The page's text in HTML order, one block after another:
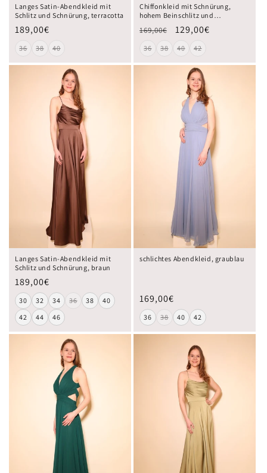
Langes Satin-Abendkleid mit
Schlitz und Schnürung, terracotta
189,00€
36 38 40
Chiffonkleid mit Schnürung,
hohem Beinschlitz und
Raffungen, braun
169,00€ 129,00€
36 38 40 42
Langes Satin-Abendkleid mit
Schlitz und Schnürung, braun
189,00€
30 32 34 36 38
40
42
44 46
schlichtes Abendkleid, graublau
169,00€
36 38 40 42